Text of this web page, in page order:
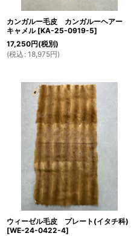
カンガルー毛皮 カンガルーヘアー
キャメル [KA-25-0919-5]
17,250円(税別)
(税込 : 18,975円)
ウィーゼル毛皮 プレート(イタチ科)
[WE-24-0422-4]